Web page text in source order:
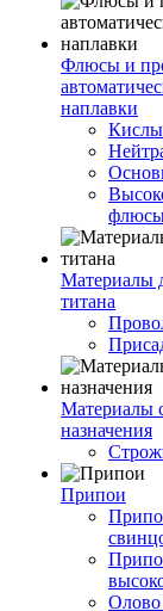
Флюсы и
наплавки
Материалы
титана
Материалы
назначения
Припои
Олово